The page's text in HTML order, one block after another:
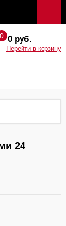
0 руб.
Перейти в корзину
24